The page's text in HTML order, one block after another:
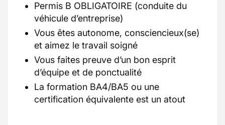
Permis B OBLIGATOIRE (conduite du
véhicule d’entreprise)
Vous êtes autonome, consciencieux(se)
et aimez le travail soigné
Vous faites preuve d’un bon esprit
d’équipe et de ponctualité
La formation BA4/BA5 ou une
certification équivalente est un atout